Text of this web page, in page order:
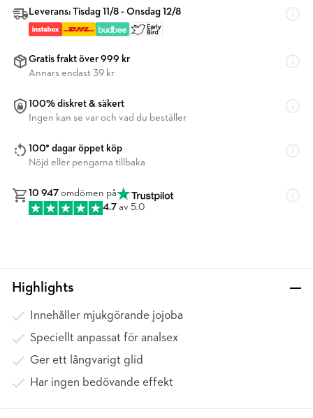
Leverans: Tisdag 11/8 - Onsdag 12/8
Gratis frakt över 999 kr
Annars endast 39 kr
100% diskret & säkert
Ingen kan se var och vad du beställer
100* dagar öppet köp
Nöjd eller pengarna tillbaka
10 947 omdömen på
4.7 av 5.0
Highlights
Innehåller mjukgörande jojoba
Speciellt anpassat för analsex
Ger ett långvarigt glid
Har ingen bedövande effekt